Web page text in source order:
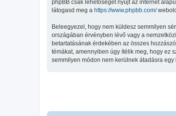
phpBB csak lehetőséget nyújt az internet
látogasd meg a https://www.phpbb.com/
Beleegyezel, hogy nem küldesz semmilyen
országában érvényben lévő vagy a
betartatásának érdekében az összes
témákat, amennyiben úgy ítélik meg, hogy ez
semmilyen módon nem kerülnek átadásra